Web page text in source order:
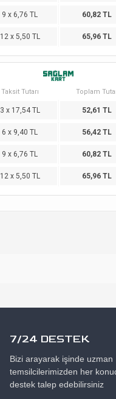
9 x 6,76 TL 60,82 TL
12 x 5,50 TL 65,96 TL
Taksit Tutarı Toplam
3 x 17,54 TL 52,61 TL
6 x 9,40 TL 56,42 TL
9 x 6,76 TL 60,82 TL
12 x 5,50 TL 65,96 TL
7/24 DESTEK
Bizi arayarak işinde uzman
temsilcilerimizden her
destek talep edebilirsiniz